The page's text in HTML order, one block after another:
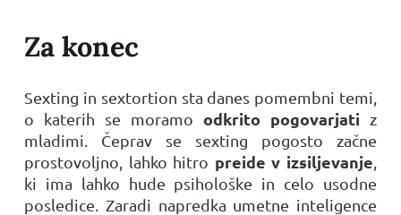
Za konec
Sexting in sextortion sta danes pomembni temi,
o katerih se moramo odkrito pogovarjati z
mladimi. Čeprav se sexting pogosto začne
prostovoljno, lahko hitro preide v izsiljevanje
ki ima lahko hude psihološke in celo usodne
posledice. Zaradi napredka umetne inteligence